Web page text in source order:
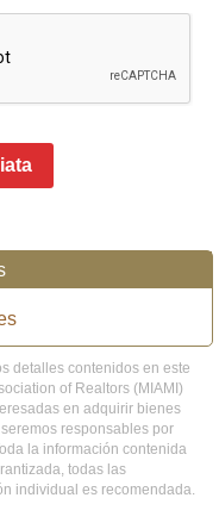
detalles contenidos en este
of Realtors (MIAMI)
en adquirir bienes
responsables por
la información contenida
todas las
individual es recomendada.